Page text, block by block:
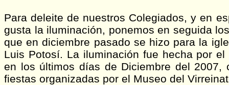
Para deleite de nuestros Colegiados, y en
gusta la iluminación, ponemos en seguida
que en diciembre pasado se hizo para la
Luis Potosí. La iluminación fue hecha por
en los últimos días de Diciembre del
fiestas organizadas por el Museo del